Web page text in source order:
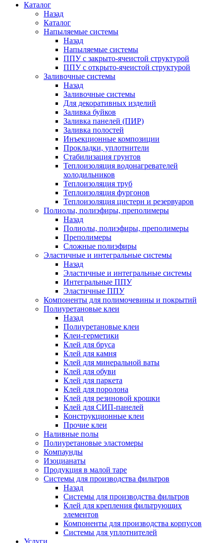
Каталог
Назад
Каталог
Напыляемые системы
Назад
Напыляемые системы
ППУ с закрыто-ячеистой структурой
ППУ с открыто-ячеистой структурой
Заливочные системы
Назад
Заливочные системы
Для декоративных изделий
Заливка буйков
Заливка панелей (ПИР)
Заливка полостей
Инъекционные композиции
Прокладки, уплотнители
Стабилизация грунтов
Теплоизоляция водонагревателей
холодильников
Теплоизоляция труб
Теплоизоляция фургонов
Теплоизоляция цистерн и резервуаров
Полиолы, полиэфиры, преполимеры
Назад
Полиолы, полиэфиры, преполимеры
Преполимеры
Сложные полиэфиры
Эластичные и интегральные системы
Назад
Эластичные и интегральные системы
Интегральные ППУ
Эластичные ППУ
Компоненты для полимочевины и покрытий
Полиуретановые клеи
Назад
Полиуретановые клеи
Клеи-герметики
Клей для бруса
Клей для камня
Клей для минеральной ваты
Клей для обуви
Клей для паркета
Клей для поролона
Клей для резиновой крошки
Клей для СИП-панелей
Конструкционные клеи
Прочие клеи
Наливные полы
Полиуретановые эластомеры
Компаунды
Изоцианаты
Продукция в малой таре
Системы для производства фильтров
Назад
Системы для производства фильтров
Клей для крепления фильтрующих
элементов
Компоненты для производства корпусов
Системы для уплотнителей
Услуги